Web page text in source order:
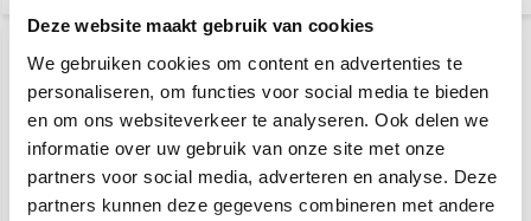
Deze website maakt gebruik van cookies
We gebruiken cookies om content en advertenties te
personaliseren, om functies voor social media te bieden
en om ons websiteverkeer te analyseren. Ook delen we
informatie over uw gebruik van onze site met onze
partners voor social media, adverteren en analyse. Deze
partners kunnen deze gegevens combineren met andere